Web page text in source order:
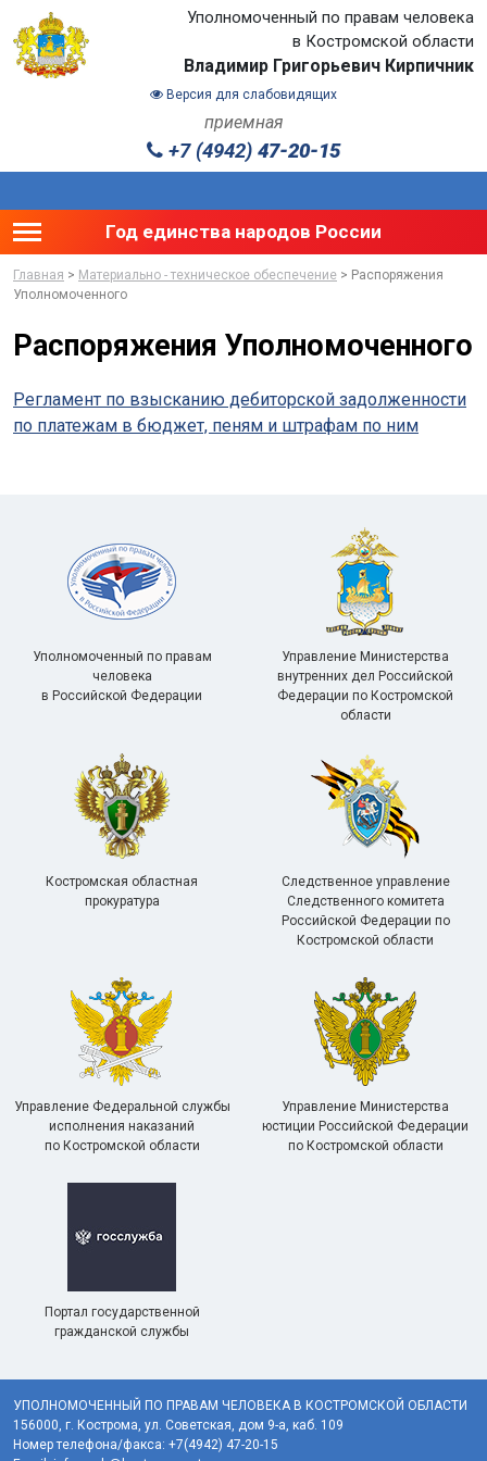
Уполномоченный по правам человека
в Костромской области
Владимир Григорьевич Кирпичник
Версия для слабовидящих
приемная
+7 (4942) 47-20-15
Toggle main menu visibility
Год единства народов России
Главная > Материально - техническое обеспечение > Распоряжения
Уполномоченного
Распоряжения Уполномоченного
Регламент по взысканию дебиторской задолженности
по платежам в бюджет, пеням и штрафам по ним
Уполномоченный по правам
человека
в Российской Федерации
Управление Министерства
внутренних дел Российской
Федерации по Костромской
области
Костромская областная
прокуратура
Следственное управление
Следственного комитета
Российской Федерации по
Костромской области
Управление Федеральной службы
исполнения наказаний
по Костромской области
Управление Министерства
юстиции Российской Федерации
по Костромской области
Портал государственной
гражданской службы
УПОЛНОМОЧЕННЫЙ ПО ПРАВАМ ЧЕЛОВЕКА В КОСТРОМСКОЙ ОБЛАСТИ
156000, г. Кострома, ул. Советская, дом 9-а, каб. 109
Номер телефона/факса: +7(4942) 47-20-15